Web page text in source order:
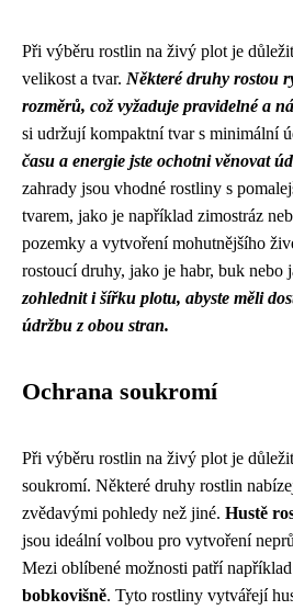
Při výběru rostlin na živý plot je
velikost a tvar. Některé druhy rostou
rozměrů, což vyžaduje pravidelné a
si udržují kompaktní tvar s minimální
času a energie jste ochotni věnovat
zahrady jsou vhodné rostliny s
tvarem, jako je například zimostráz
pozemky a vytvoření mohutnějšího
rostoucí druhy, jako je habr, buk nebo
zohlednit i šířku plotu, abyste měli
údržbu z obou stran.
Ochrana soukromí
Při výběru rostlin na živý plot je
soukromí. Některé druhy rostlin
zvědavými pohledy než jiné. Hustě
jsou ideální volbou pro vytvoření
Mezi oblíbené možnosti patří například
bobkovišně. Tyto rostliny vytvářejí